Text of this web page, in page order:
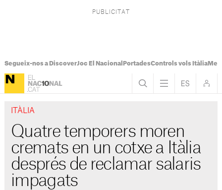
Segueix-nos a DiscoverJoc El Nacional PortadesControls vols Itàlia
ITÀLIA
Quatre temporers moren
cremats en un cotxe a Itàlia
després de reclamar salaris
impagats